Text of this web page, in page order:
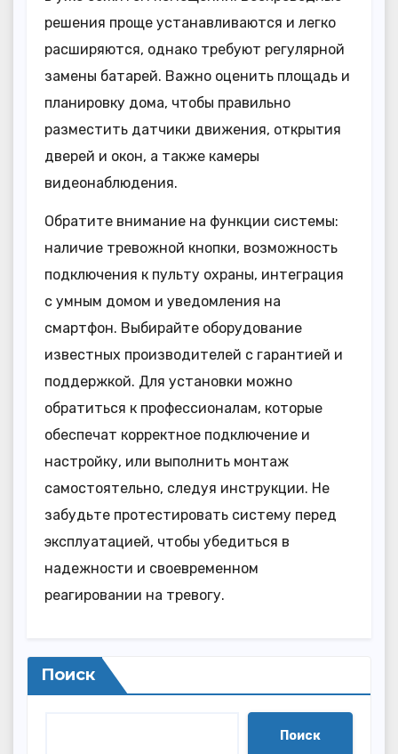
решения проще устанавливаются и легко
расширяются, однако требуют регулярной
замены батарей. Важно оценить площадь и
планировку дома, чтобы правильно
разместить датчики движения, открытия
дверей и окон, а также камеры
видеонаблюдения.
Обратите внимание на функции системы:
наличие тревожной кнопки, возможность
подключения к пульту охраны, интеграция
с умным домом и уведомления на
смартфон. Выбирайте оборудование
известных производителей с гарантией и
поддержкой. Для установки можно
обратиться к профессионалам, которые
обеспечат корректное подключение и
настройку, или выполнить монтаж
самостоятельно, следуя инструкции. Не
забудьте протестировать систему перед
эксплуатацией, чтобы убедиться в
надежности и своевременном
реагировании на тревогу.
Поиск
Поиск